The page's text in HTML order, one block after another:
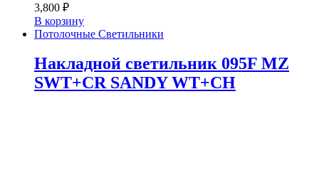
3,800 ₽
В корзину
Потолочные Светильники
Накладной светильник 095F MZ
SWT+CR SANDY WT+CH